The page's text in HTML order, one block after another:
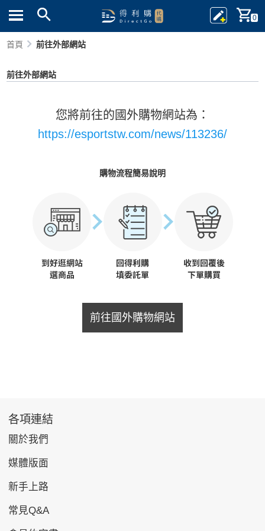
0
首頁 前往外部網站
前往外部網站
您將前往的國外購物網站為：
https://esportstw.com/news/113236/
購物流程簡易說明
前往國外購物網站
各項連結
關於我們
媒體版面
新手上路
常見Q&A